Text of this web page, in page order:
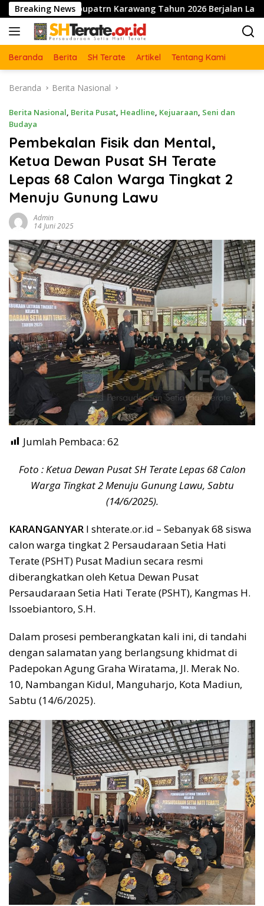
Langsung
ke
konten
Breaking News
Karawang Tahun 2026 Berjalan Lancar dan Sukses
Beranda Berita SH Terate Artikel Tentang Kami
Beranda Berita Nasional
Berita Nasional, Berita Pusat, Headline, Kejuaraan, Seni dan
Budaya
Pembekalan Fisik dan Mental,
Ketua Dewan Pusat SH Terate
Lepas 68 Calon Warga Tingkat 2
Menuju Gunung Lawu
Admin
14 Juni 2025
Jumlah Pembaca: 62
Foto : Ketua Dewan Pusat SH Terate Lepas 68 Calon
Warga Tingkat 2 Menuju Gunung Lawu, Sabtu
(14/6/2025).
KARANGANYAR I shterate.or.id – Sebanyak 68 siswa
calon warga tingkat 2 Persaudaraan Setia Hati
Terate (PSHT) Pusat Madiun secara resmi
diberangkatkan oleh Ketua Dewan Pusat
Persaudaraan Setia Hati Terate (PSHT), Kangmas H.
Issoebiantoro, S.H.
Dalam prosesi pemberangkatan kali ini, di tandahi
dengan salamatan yang berlangsung khidmat di
Padepokan Agung Graha Wiratama, Jl. Merak No.
10, Nambangan Kidul, Manguharjo, Kota Madiun,
Sabtu (14/6/2025).